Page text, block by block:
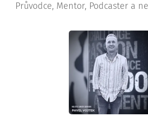
Průvodce, Mentor, Podcaster a